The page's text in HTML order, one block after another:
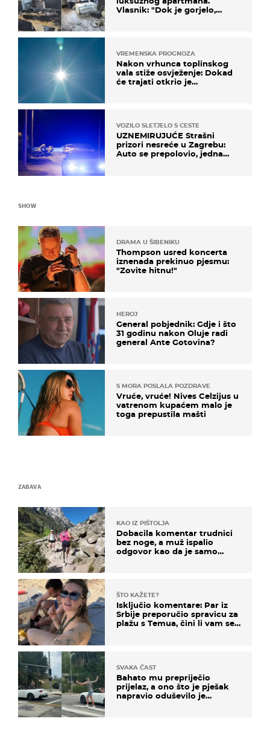
Vlasnik: "Dok je gorjelo,
VREMENSKA PROGNOZA
Nakon vrhunca toplinskog
vala stiže osvježenje: Dokad
će trajati otkrio je
VOZILO SLETJELO S CESTE
UZNEMIRUJUĆE Strašni
prizori nesreće u Zagrebu:
Auto se prepolovio, jedna
SHOW
DRAMA U ŠIBENIKU
Thompson usred koncerta
iznenada prekinuo pjesmu:
"Zovite hitnu!"
HEROJ
General pobjednik: Gdje i što
31 godinu nakon Oluje radi
general Ante Gotovina?
S MORA POSLALA POZDRAVE
Vruće, vruće! Nives Celzijus u
vatrenom kupaćem malo je
toga prepustila mašti
ZABAVA
KAO IZ PIŠTOLJA
Dobacila komentar trudnici
bez noge, a muž ispalio
odgovor kao da je samo
ŠTO KAŽETE?
Isključio komentare: Par iz
Srbije preporučio spravicu za
plažu s Temua, čini li vam se
SVAKA ČAST
Bahato mu prepriječio
prijelaz, a ono što je pješak
napravio oduševilo je